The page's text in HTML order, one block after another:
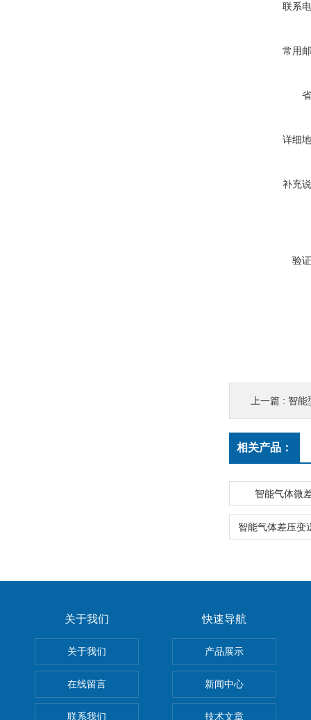
联系
常用
详细
补充
验
上一篇 : 智能
相关产品：
智能气体微
关于我们
关于我们
在线留言
联系我们
快速导航
产品展示
新闻中心
技术文章